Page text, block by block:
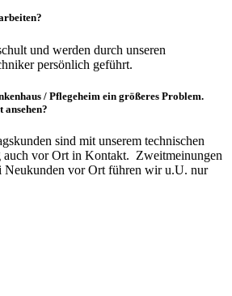
und werden durch unseren
persönlich geführt.
/ Pflegeheim ein größeres Problem.
ansehen?
sind mit unserem technischen
auch vor Ort in Kontakt. Zweitmeinungen
Neukunden vor Ort führen wir u.U. nur